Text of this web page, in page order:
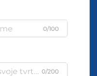
0/100
0/200